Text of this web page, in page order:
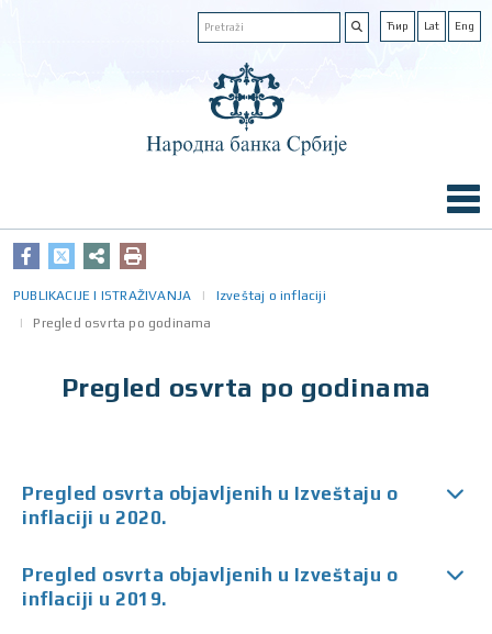
Ћир Lat Eng
PUBLIKACIJE I ISTRAŽIVANJA
Izveštaj o inflaciji
Pregled osvrta po godinama
Pregled osvrta po godinama
Pregled osvrta objavljenih u Izveštaju o
inflaciji u 2020.
Pregled osvrta objavljenih u Izveštaju o
inflaciji u 2019.